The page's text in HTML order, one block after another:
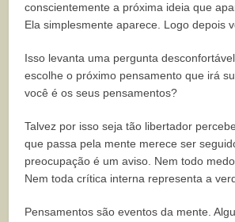
conscientemente a próxima ideia que
Ela simplesmente aparece. Logo depois
Isso levanta uma pergunta
escolhe o próximo pensamento que irá
você é os seus pensamentos?
Talvez por isso seja tão libertador
que passa pela mente merece ser
preocupação é um aviso. Nem todo
Nem toda crítica interna representa a
Pensamentos são eventos da mente.